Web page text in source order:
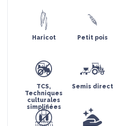
Haricot Petit pois
TCS,
Techniques
culturales
simplifiées
Semis direct